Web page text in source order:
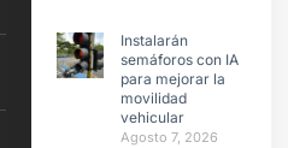
Instalarán
semáforos con IA
para mejorar la
movilidad
vehicular
Agosto 7, 2026